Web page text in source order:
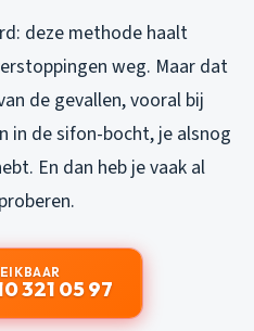
deze methode haalt
weg. Maar dat
de gevallen, vooral bij
in de sifon-bocht, je alsnog
En dan heb je vaak al
321 05 97